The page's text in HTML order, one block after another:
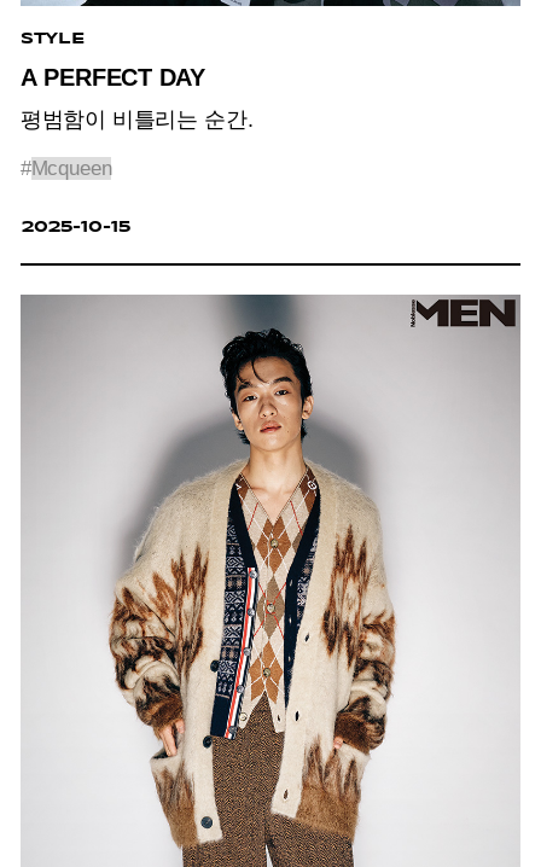
STYLE
A PERFECT DAY
평범함이 비틀리는 순간.
#Mcqueen
2025-10-15